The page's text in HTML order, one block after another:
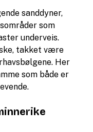
sanddyner,
som
underveis.
takket være
Her
som både er